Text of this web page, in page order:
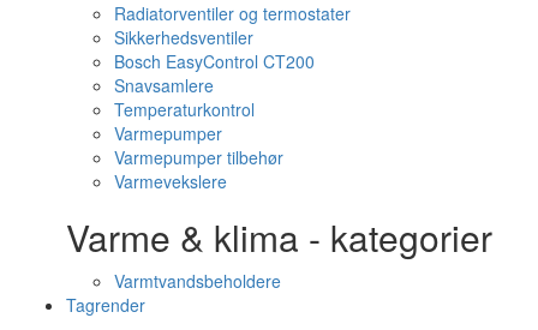
Radiatorventiler og termostater
Sikkerhedsventiler
Bosch EasyControl CT200
Snavsamlere
Temperaturkontrol
Varmepumper
Varmepumper tilbehør
Varmevekslere
Varme & klima - kategorier
Varmtvandsbeholdere
Tagrender